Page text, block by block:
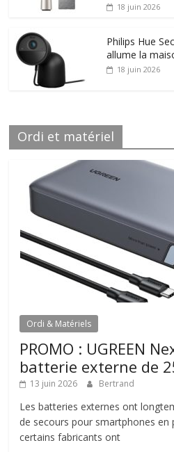
18 juin 2026
Philips Hue
allume la
18 juin 2026
Ordi et matériel
Ordi & Matériels
PROMO : UGREEN
batterie externe de
13 juin 2026 Bertrand
Les batteries externes ont
de secours pour smartphones en
certains fabricants ont